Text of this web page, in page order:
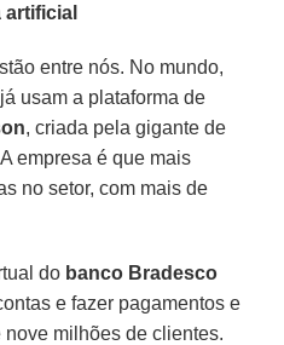
entre nós. No mundo,
usam a plataforma de
, criada pela gigante de
A empresa é que mais
no setor, com mais de
do banco Bradesco
e fazer pagamentos e
milhões de clientes.